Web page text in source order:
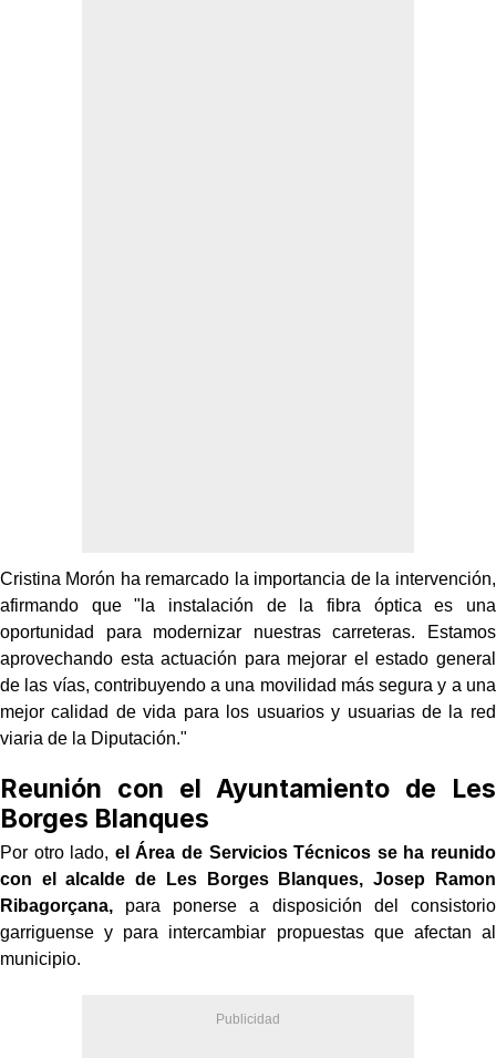
Cristina Morón ha remarcado la importancia de la intervención,
afirmando que "la instalación de la fibra óptica es una
oportunidad para modernizar nuestras carreteras. Estamos
aprovechando esta actuación para mejorar el estado general
de las vías, contribuyendo a una movilidad más segura y a una
mejor calidad de vida para los usuarios y usuarias de la red
viaria de la Diputación."
Reunión con el Ayuntamiento de Les
Borges Blanques
Por otro lado, el Área de Servicios Técnicos se ha reunido
con el alcalde de Les Borges Blanques, Josep Ramon
Ribagorçana, para ponerse a disposición del consistorio
garriguense y para intercambiar propuestas que afectan al
municipio.